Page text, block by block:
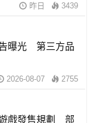
昨日 3439
曝光 第三方品
2026-08-07 2755
戲發售規劃 部